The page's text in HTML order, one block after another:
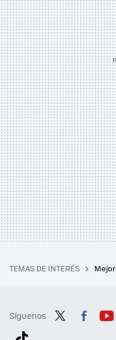
TEMAS DE INTERÉS
Síguenos